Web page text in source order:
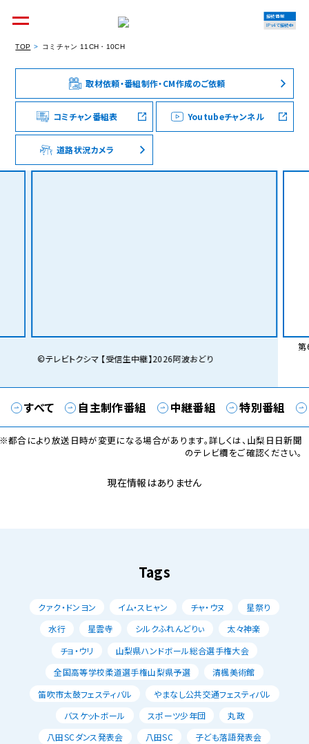
個人のお客様 集合住宅オーナーの方
法人のお客様 料金シミュレーション
接続情報
IPv4で接続中
TOP コミチャン 11CH・10CH
取材依頼・番組制作・CM作成のご依頼
コミチャン番組表 Youtubeチャンネル
道路状況カメラ
©テレビトクシマ 【受信生中継】2026阿波おどり
第
すべて 自主制作番組 中継番組 特別番組
都合により放送日時が変更になる場合があります。詳しくは、山梨日日新聞
のテレビ欄をご確認ください。
現在情報はありません
Tags
クァク・ドンヨン イム・スヒャン チャ・ウヌ
星祭り
水行
星雲寺 シルクふれんどりぃ
太々神楽
チョ・ウリ
山梨県ハンドボール総合選手権大会
全国高等学校柔道選手権山梨県予選
清楓美術館
笛吹市太鼓フェスティバル
やまなし公共交通フェスティバル
バスケットボール
スポーツ少年団
丸政
八田SCダンス発表会
八田SC
子ども落語発表会